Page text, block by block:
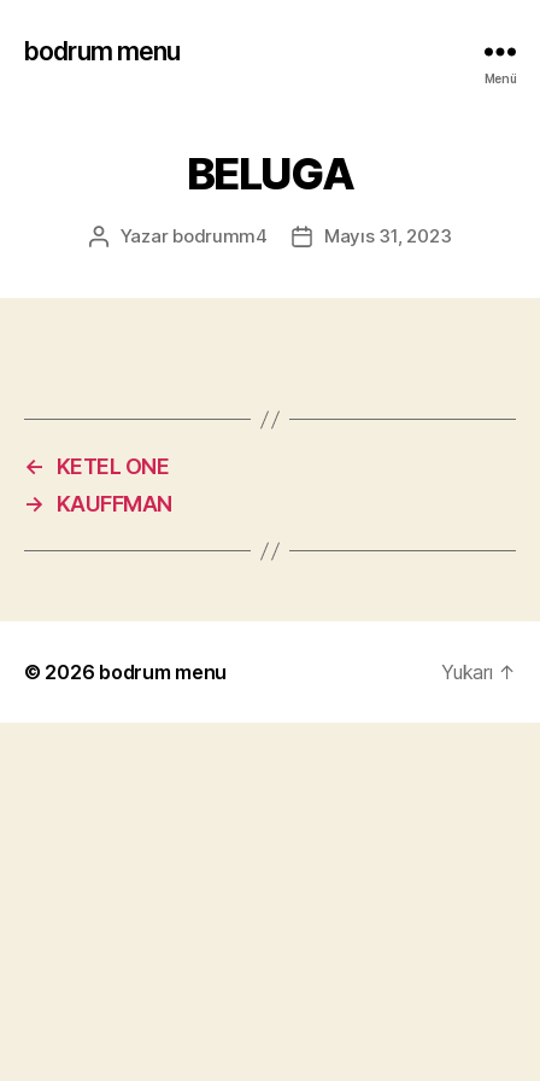
bodrum menu
Menü
BELUGA
Yazar bodrumm4 Mayıs 31, 2023
←
KETEL ONE
→
KAUFFMAN
© 2026 bodrum menu Yukarı ↑